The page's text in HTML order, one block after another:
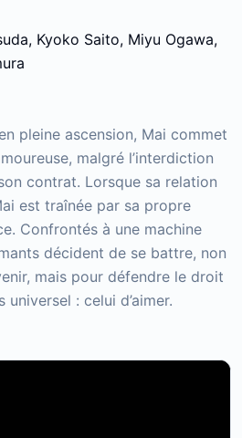
Kyoko Saito, Miyu Ogawa,
pleine ascension, Mai commet
malgré l’interdiction
contrat. Lorsque sa relation
est traînée par sa propre
Confrontés à une machine
décident de se battre, non
mais pour défendre le droit
: celui d’aimer.